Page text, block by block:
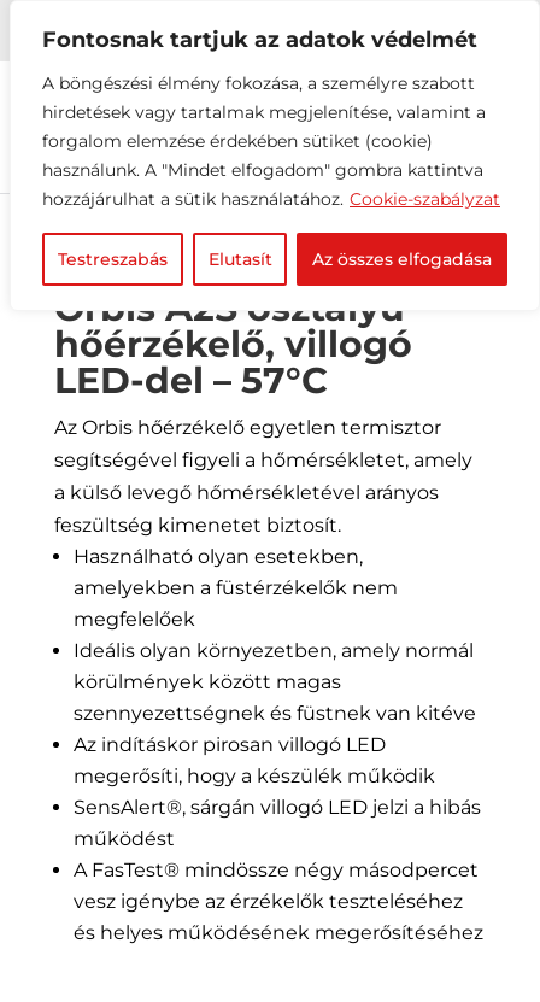
Fontosnak tartjuk az adatok védelmét
A böngészési élmény fokozása, a személyre szabott
hirdetések vagy tartalmak megjelenítése, valamint a
forgalom elemzése érdekében sütiket (cookie)
használunk. A "Mindet elfogadom" gombra kattintva
hozzájárulhat a sütik használatához. Cookie-szabályzat
Testreszabás Elutasít Az összes elfogadása
 +36 1 216 2612 info@elektrovill.hu
Orbis A2S osztályú
hőérzékelő, villogó
LED-del – 57°C
Az Orbis hőérzékelő egyetlen termisztor
segítségével figyeli a hőmérsékletet, amely
a külső levegő hőmérsékletével arányos
feszültség kimenetet biztosít.
Használható olyan esetekben,
amelyekben a füstérzékelők nem
megfelelőek
Ideális olyan környezetben, amely normál
körülmények között magas
szennyezettségnek és füstnek van kitéve
Az indításkor pirosan villogó LED
megerősíti, hogy a készülék működik
SensAlert®, sárgán villogó LED jelzi a hibás
működést
A FasTest® mindössze négy másodpercet
vesz igénybe az érzékelők teszteléséhez
és helyes működésének megerősítéséhez